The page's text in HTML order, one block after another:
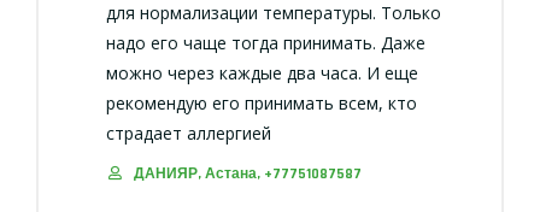
для нормализации температуры. Только
надо его чаще тогда принимать. Даже
можно через каждые два часа. И еще
рекомендую его принимать всем, кто
страдает аллергией
ДАНИЯР, Астана, +77751087587